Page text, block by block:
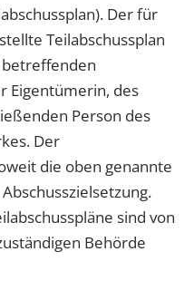
Der für
Teilabschussplan
Eigentümerin, des
Person des
Der
die oben genannte
sind von
Behörde